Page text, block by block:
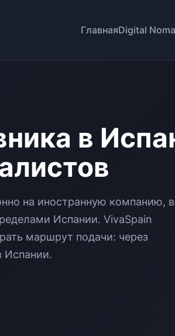
ГлавнаяDigital
в
на иностранную компанию,
Испании. VivaSpain
маршрут подачи: через
Испании.